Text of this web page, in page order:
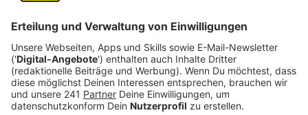
Worüber hast du dich zuletzt gefreut?
Gefreut habe ich mich total, als sich die ersten
winzigen Tomatenpflänzchen auf meiner Fensterbank
Richtung Sonne gereckt haben.Die Saison beginnt und
ich freue mich darauf, in meinem Gemüsegarten den